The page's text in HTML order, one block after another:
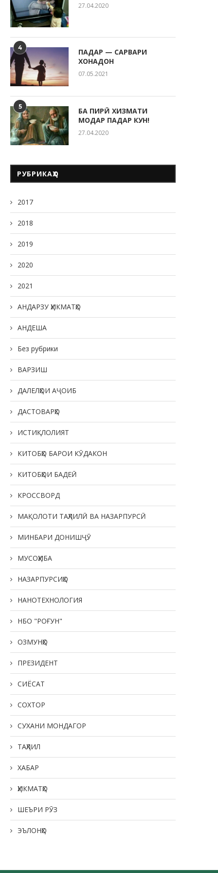
27.04.2020
4
ПАДАР — САРВАРИ
ХОНАДОН
07.05.2021
5
БА ПИРӢ ХИЗМАТИ
МОДАР ПАДАР КУН!
27.04.2020
РУБРИКАҲО
2017
2018
2019
2020
2021
АНДАРЗУ ҲИКМАТҲО
АНДЕША
Без рубрики
ВАРЗИШ
ДАЛЕЛҲОИ АҶОИБ
ДАСТОВАРҲО
ИСТИҚЛОЛИЯТ
КИТОБҲО БАРОИ КӮДАКОН
КИТОБҲОИ БАДЕӢ
КРОССВОРД
МАҚОЛОТИ ТАҲЛИЛӢ ВА НАЗАРПУРСӢ
МИНБАРИ ДОНИШҶӮ
МУСОҲИБА
НАЗАРПУРСИҲО
НАНОТЕХНОЛОГИЯ
НБО "РОҒУН"
ОЗМУНҲО
ПРЕЗИДЕНТ
СИЁСАТ
СОХТОР
СУХАНИ МОНДАГОР
ТАҲЛИЛ
ХАБАР
ҲИКМАТҲО
ШЕЪРИ РӮЗ
ЭЪЛОНҲО